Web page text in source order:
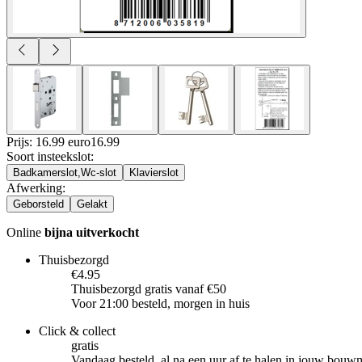
Prijs: 16.99 euro16.99
Soort insteekslot:
Badkamerslot,Wc-slot Klavierslot
Afwerking:
Geborsteld Gelakt
Online bijna uitverkocht
Thuisbezorgd
€4.95
Thuisbezorgd gratis vanaf €50
Voor 21:00 besteld, morgen in huis
Click & collect
gratis